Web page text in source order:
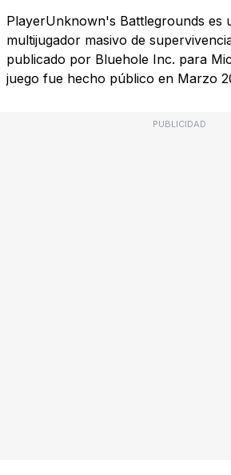
PlayerUnknown's Battlegrounds es
multijugador masivo de
publicado por Bluehole Inc. para
juego fue hecho público en Marzo
PUBLICIDAD